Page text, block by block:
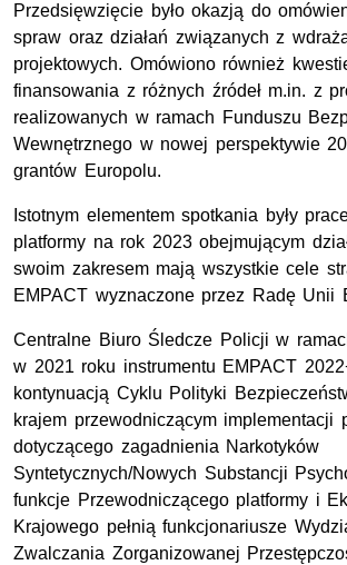
Przedsięwzięcie było okazją do
spraw oraz działań związanych z
projektowych. Omówiono również
finansowania z różnych źródeł m.in. z
realizowanych w ramach Funduszu
Wewnętrznego w nowej perspektywie
grantów Europolu.
Istotnym elementem spotkania były
platformy na rok 2023 obejmującym
swoim zakresem mają wszystkie cele
EMPACT wyznaczone przez Radę Unii
Centralne Biuro Śledcze Policji w
w 2021 roku instrumentu EMPACT
kontynuacją Cyklu Polityki
krajem przewodniczącym implementacji
dotyczącego zagadnienia Narkotyków
Syntetycznych/Nowych Substancji
funkcje Przewodniczącego platformy i
Krajowego pełnią funkcjonariusze
Zwalczania Zorganizowanej